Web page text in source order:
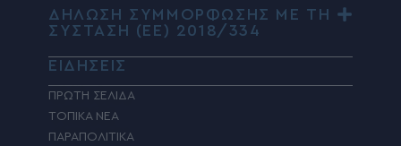
ΔΗΛΩΣΗ ΣΥΜΜΟΡΦΩΣΗΣ ΜΕ ΤΗ
ΣΥΣΤΑΣΗ (ΕΕ) 2018/334
ΕΙΔΗΣΕΙΣ
ΠΡΩΤΗ ΣΕΛΙΔΑ
ΤΟΠΙΚΑ ΝΕΑ
ΠΑΡΑΠΟΛΙΤΙΚΑ